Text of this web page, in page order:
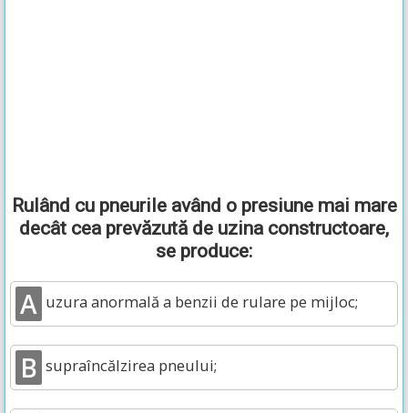
Rulând cu pneurile având o presiune mai mare
decât cea prevăzută de uzina constructoare,
se produce:
A uzura anormală a benzii de rulare pe mijloc;
B supraîncălzirea pneului;